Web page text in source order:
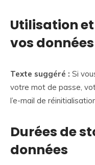
Utilisation
vos
Texte suggéré : Si
votre mot de passe,
l’e-mail de
Durées de
données